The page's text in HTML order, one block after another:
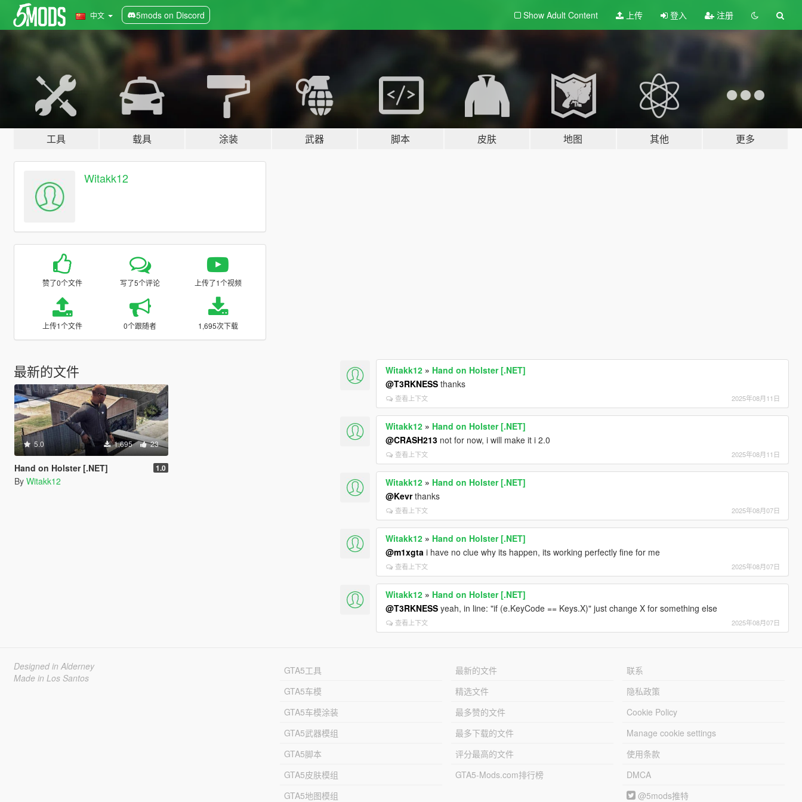
中文 5mods on Discord Show Adult Content 上传 登入 注册
工具 载具 涂装 武器 脚本 皮肤 地图 其他 更多
Witakk12
赞了0个文件 写了5个评论 上传了1个视频
上传1个文件 0个跟随者 1,695次下载
最新的文件
5.0 1,695 23
Hand on Holster [.NET] 1.0
By Witakk12
Witakk12 » Hand on Holster [.NET]
@T3RKNESS thanks
查看上下文 2025年08月11日
Witakk12 » Hand on Holster [.NET]
@CRASH213 not for now, i will make it i 2.0
查看上下文 2025年08月11日
Witakk12 » Hand on Holster [.NET]
@Kevrthanks
查看上下文 2025年08月07日
Witakk12 » Hand on Holster [.NET]
@m1xgta i have no clue why its happen, its working perfectly fine for me
查看上下文 2025年08月07日
Witakk12 » Hand on Holster [.NET]
@T3RKNESS yeah, in line: "if (e.KeyCode == Keys.X)" just change X for something else
查看上下文 2025年08月07日
Designed in Alderney
Made in Los Santos
GTA5工具
GTA5车模
GTA5车模涂装
GTA5武器模组
GTA5脚本
GTA5皮肤模组
GTA5地图模组
最新的文件
精选文件
最多赞的文件
最多下载的文件
评分最高的文件
GTA5-Mods.com排行榜
联系
隐私政策
Cookie Policy
Manage cookie settings
使用条款
DMCA
@5mods推特